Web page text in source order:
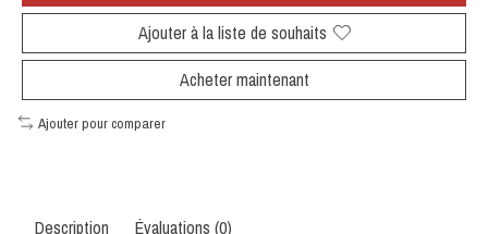
Ajouter à la liste de souhaits
Acheter maintenant
Ajouter pour comparer
Description Évaluations (0)